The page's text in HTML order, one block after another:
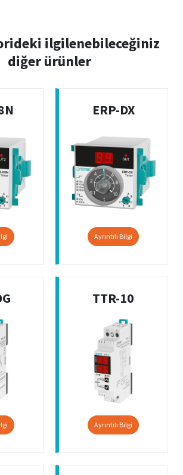
ilgilenebileceğiniz
diğer ürünler
ERP-DX
Ayrıntılı Bilgi
TTR-10
Ayrıntılı Bilgi